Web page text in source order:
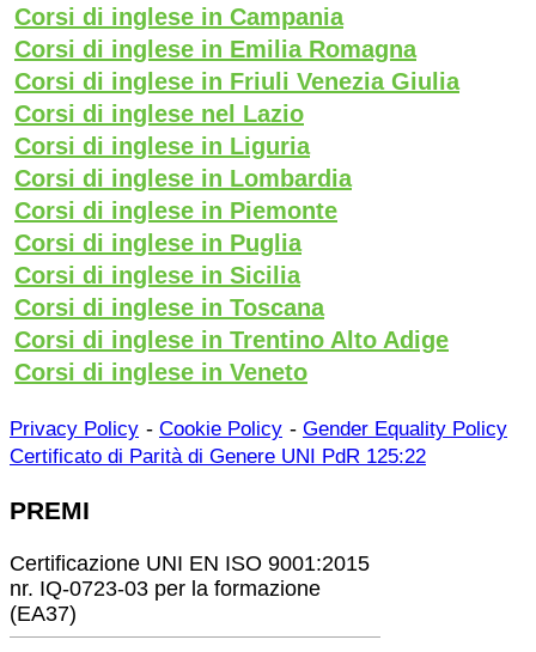
Corsi di inglese in Campania
Corsi di inglese in Emilia Romagna
Corsi di inglese in Friuli Venezia Giulia
Corsi di inglese nel Lazio
Corsi di inglese in Liguria
Corsi di inglese in Lombardia
Corsi di inglese in Piemonte
Corsi di inglese in Puglia
Corsi di inglese in Sicilia
Corsi di inglese in Toscana
Corsi di inglese in Trentino Alto Adige
Corsi di inglese in Veneto
Privacy Policy - Cookie Policy - Gender Equality Policy
Certificato di Parità di Genere UNI PdR 125:22
PREMI
Certificazione UNI EN ISO 9001:2015
nr. IQ-0723-03 per la formazione
(EA37)